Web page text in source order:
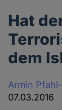
Hat
dem
Armin
07.03.2016